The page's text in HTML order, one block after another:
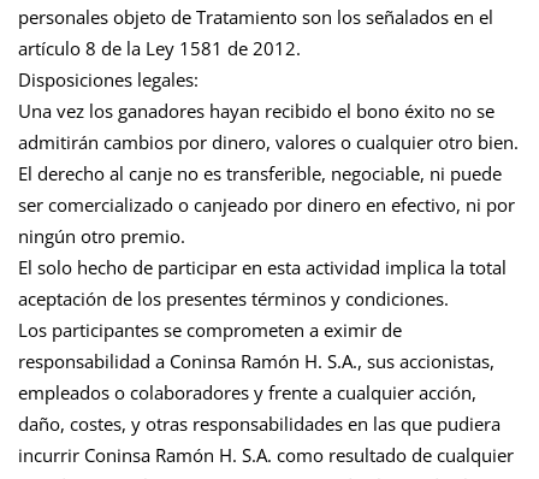
personales objeto de Tratamiento son los señalados en el
artículo 8 de la Ley 1581 de 2012.
Disposiciones legales:
Una vez los ganadores hayan recibido el bono éxito no se
admitirán cambios por dinero, valores o cualquier otro bien.
El derecho al canje no es transferible, negociable, ni puede
ser comercializado o canjeado por dinero en efectivo, ni por
ningún otro premio.
El solo hecho de participar en esta actividad implica la total
aceptación de los presentes términos y condiciones.
Los participantes se comprometen a eximir de
responsabilidad a Coninsa Ramón H. S.A., sus accionistas,
empleados o colaboradores y frente a cualquier acción,
daño, costes, y otras responsabilidades en las que pudiera
incurrir Coninsa Ramón H. S.A. como resultado de cualquier